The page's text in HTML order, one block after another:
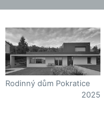
Rodinný dům Pokratice
2025